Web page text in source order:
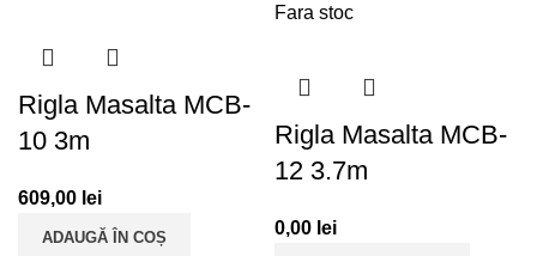
Rigla Masalta MCB-
10 3m
609,00 lei
ADAUGĂ ÎN COȘ
Fara stoc
Rigla Masalta MCB-
12 3.7m
0,00 lei